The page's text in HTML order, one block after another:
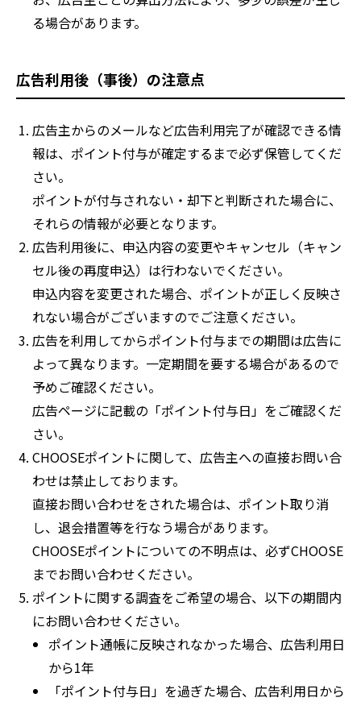
る場合があります。
広告利用後（事後）の注意点
広告主からのメールなど広告利用完了が確認できる情
報は、ポイント付与が確定するまで必ず保管してくだ
さい。
ポイントが付与されない・却下と判断された場合に、
それらの情報が必要となります。
広告利用後に、申込内容の変更やキャンセル（キャン
セル後の再度申込）は行わないでください。
申込内容を変更された場合、ポイントが正しく反映さ
れない場合がございますのでご注意ください。
広告を利用してからポイント付与までの期間は広告に
よって異なります。一定期間を要する場合があるので
予めご確認ください。
広告ページに記載の「ポイント付与日」をご確認くだ
さい。
CHOOSEポイントに関して、広告主への直接お問い合
わせは禁止しております。
直接お問い合わせをされた場合は、ポイント取り消
し、退会措置等を行なう場合があります。
CHOOSEポイントについての不明点は、必ずCHOOSE
までお問い合わせください。
ポイントに関する調査をご希望の場合、以下の期間内
にお問い合わせください。
ポイント通帳に反映されなかった場合、広告利用日
から1年
「ポイント付与日」を過ぎた場合、広告利用日から